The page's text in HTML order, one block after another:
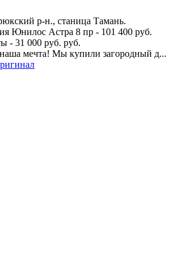
р-н., станица Тамань.
Юнилос Астра 8 пр - 101 400 руб.
- 31 000 руб. руб.
мечта! Мы купили загородный д...